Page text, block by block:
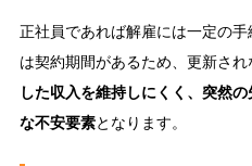
正社員であれば解雇には一定の
は契約期間があるため、更新され
した収入を維持しにくく、突然
な不安要素となります。